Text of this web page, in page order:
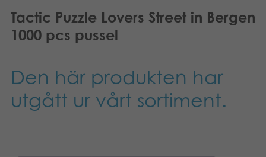
Pussel
Böcker
Vår berättelse
Göra en reklamation
Länkar och sidor
Media
Suomi
Tactic Puzzle Lovers Street in Bergen
1000 pcs pussel
Den här produkten har
utgått ur vårt sortiment.